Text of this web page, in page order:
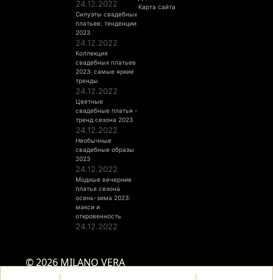
24.12.2022
Силуэты свадебных
платьев: тенденции
2023
24.12.2022
Коллекция
свадебных платьев
2023: самые яркие
тренды
24.12.2022
Цветные
свадебные платья -
тренд сезона 2023
24.12.2022
Необычные
свадебные образы
2023
24.12.2022
Модные вечерние
платья сезона
осень-зима 2023:
макси и
откровенность
24.12.2022
Карта сайта
© 2026 MILANO VERA